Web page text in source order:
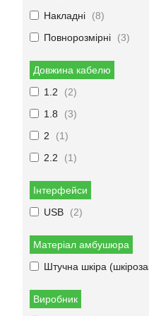
Накладні
8
Повнорозмірні
3
Довжина кабелю
1.2
2
1.8
3
2
1
2.2
1
Інтерфейси
USB
2
Матеріал амбушюра
Штучна шкіра
Виробник